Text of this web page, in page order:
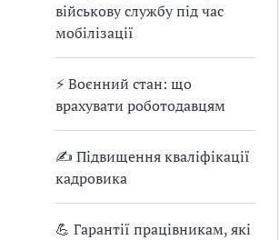
військову службу під час
мобілізації
⚡ Воєнний стан: що
врахувати роботодавцям
✍ Підвищення кваліфікації
кадровика
💪 Гарантії працівникам, які